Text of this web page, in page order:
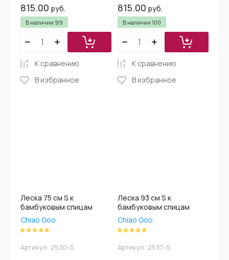
В наличии 99
815.00 руб.
К сравнению
В избранное
В наличии 100
815.00 руб.
К сравнению
В избранное
Леска 75 см S к
бамбуковым спицам
Chiao Goo
Артикул: 2530-S
Леска 93 см S к
бамбуковым спицам
Chiao Goo
Артикул: 2537-S